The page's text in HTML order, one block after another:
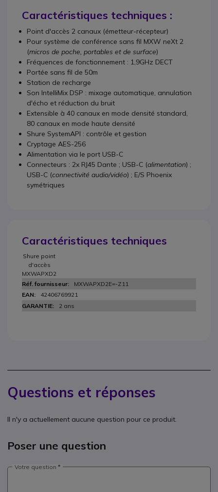
Caractéristiques techniques :
Point d'accès 2 canaux (émetteur-récepteur)
Pour système de conférence sans fil MXW neXt 2
(micros de poche, portables et de surface)
Fréquences de fonctionnement : 1,9GHz DECT
Portée sans fil de 50m
Station de recharge
Son IntelliMix DSP : mixage automatique, annulation
d'écho et réduction du bruit
Extensible à 40 canaux en mode densité standard,
80 canaux en mode haute densité
Shure SystemAPI : contrôle et gestion
Cryptage AES-256
Alimentation via le port USB-C
Connecteurs : 2x RJ45 Dante ; USB-C (alimentation) ;
USB-C (connectivité audio/vidéo) ; E/S Phoenix
symétriques
Caractéristiques techniques
Shure point
d'accès
MXWAPXD2
MXWAPXD2E=-Z11
42406769921
2 ans
Questions et réponses
Il n'y a actuellement aucune question pour ce produit.
Poser une question
Votre question